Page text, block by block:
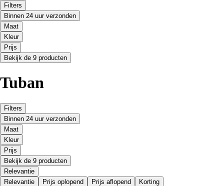
Filters
Binnen 24 uur verzonden
Maat
Kleur
Prijs
Bekijk de 9 producten
Tuban
Filters
Binnen 24 uur verzonden
Maat
Kleur
Prijs
Bekijk de 9 producten
Relevantie
Relevantie
Prijs oplopend Prijs aflopend Korting